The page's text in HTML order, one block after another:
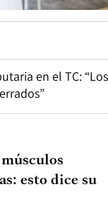
en el TC: “Los
esto dice su